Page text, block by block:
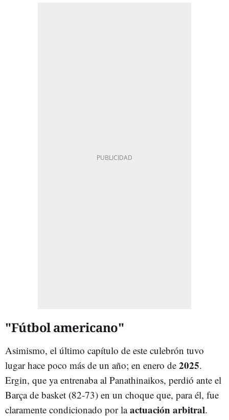
"Fútbol americano"
Asimismo, el último capítulo de este culebrón tuvo
lugar hace poco más de un año; en enero de 2025.
Ergin, que ya entrenaba al Panathinaikos, perdió ante el
Barça de basket (82-73) en un choque que, para él, fue
claramente condicionado por laactuación arbitral.